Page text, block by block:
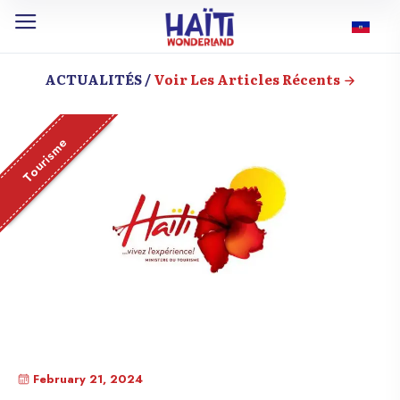
ACTUALITÉS /Voir Les Articles Récents
Tourisme
February 21, 2024